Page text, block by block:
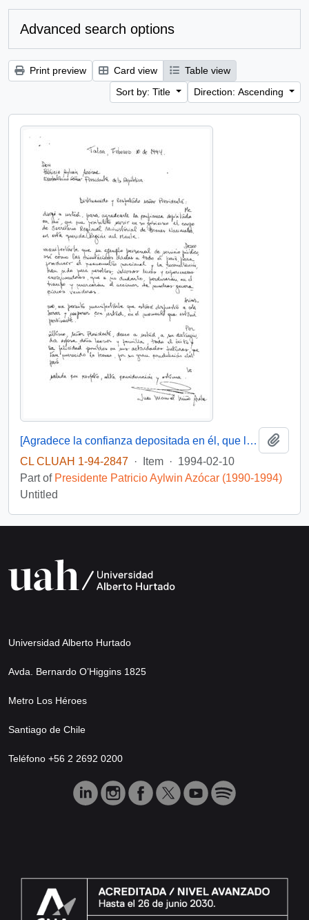
Advanced search options
Print preview Card view
Table view
Sort by: Title
Direction: Ascending
[Agradece la confianza depositada en él, que le posibilito servir en su gobierno]
CL CLUAH 1-94-2847 · Item · 1994-02-10
Part of Presidente Patricio Aylwin Azócar (1990-1994)
Untitled
Universidad Alberto Hurtado
Avda. Bernardo O’Higgins 1825
Metro Los Héroes
Santiago de Chile
Teléfono +56 2 2692 0200